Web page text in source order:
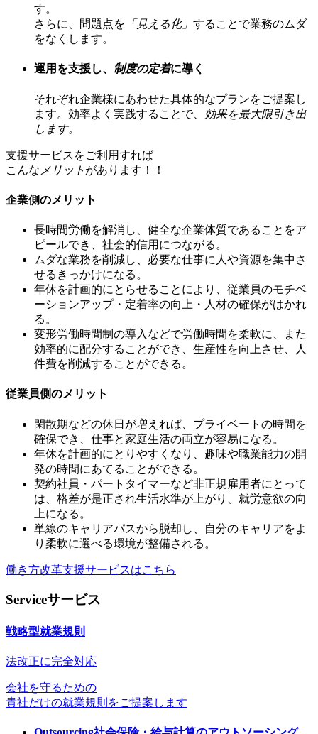
す。
さらに、問題点を 「見える化」 することで業務のムダ
をなくします。
運用を支援し、 制度の定着に導く
それぞれ企業様にあわせた具体的なプランをご提案し
ます。効率よく実践することで、 効果を最大限引き出
します。
支援サービスをご利用すれば
こんな メリット があります！！
企業側のメリット
長時間労働を解消し、健全な企業体質であることをア
ピールでき、社会的信用につながる。
ムダな業務を削減し、必要な仕事に人や資源を集中さ
せるきっかけになる。
年休を計画的にとらせることにより、従業員のモチベ
ーションアップ・定着率の向上・人材の確保がはかれ
る。
変形労働時間制の導入などで労働時間を柔軟に、また
効率的に配分することができ、生産性を向上させ、人
件費を削減することができる。
従業員側のメリット
閑散期などの休日が増えれば、プライベートの時間を
確保でき、仕事と家庭生活の両立が容易になる。
年休を計画的にとりやすくなり、趣味や職業能力の開
発の時間にあてることができる。
契約社員・パートタイマーなど非正規雇用者にとって
は、格差が是正され生活水準が上がり、就労意欲の向
上になる。
単線のキャリアパスから脱却し、自分のキャリアをよ
り柔軟に選べる環境が整備される。
働き方改革支援サービスはこちら
Serviceサービス
戦略型就業規則
法改正に完全対応
会社を守るための
貴社だけの就業規則をご提案します